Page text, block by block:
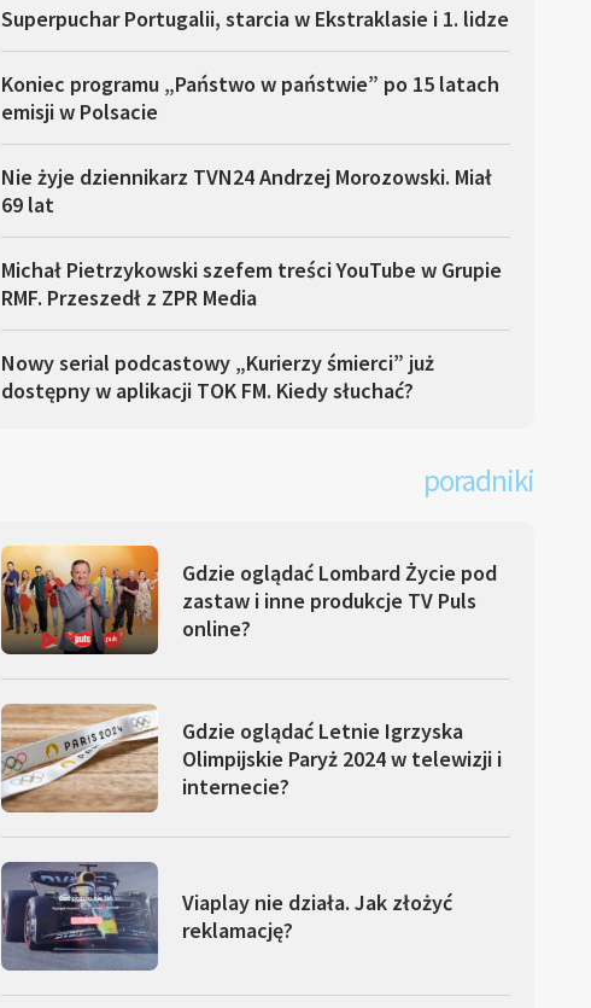
Superpuchar Portugalii, starcia w Ekstraklasie i 1. lidze
Koniec programu „Państwo w państwie” po 15 latach
emisji w Polsacie
Nie żyje dziennikarz TVN24 Andrzej Morozowski. Miał
69 lat
Michał Pietrzykowski szefem treści YouTube w Grupie
RMF. Przeszedł z ZPR Media
Nowy serial podcastowy „Kurierzy śmierci” już
dostępny w aplikacji TOK FM. Kiedy słuchać?
poradniki
Gdzie oglądać Lombard Życie pod
zastaw i inne produkcje TV Puls
online?
Gdzie oglądać Letnie Igrzyska
Olimpijskie Paryż 2024 w telewizji i
internecie?
Viaplay nie działa. Jak złożyć
reklamację?